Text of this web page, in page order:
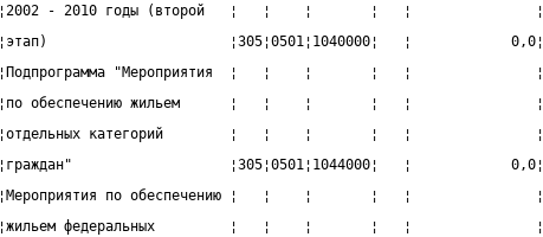
¦2002 - 2010 годы (второй   ¦   ¦    ¦       ¦   ¦               ¦
¦этап)                      ¦305¦0501¦1040000¦   ¦            0,0¦
¦Подпрограмма "Мероприятия  ¦   ¦    ¦       ¦   ¦               ¦
¦по обеспечению жильем      ¦   ¦    ¦       ¦   ¦               ¦
¦отдельных категорий        ¦   ¦    ¦       ¦   ¦               ¦
¦граждан"                   ¦305¦0501¦1044000¦   ¦            0,0¦
¦Мероприятия по обеспечению ¦   ¦    ¦       ¦   ¦               ¦
¦жильем федеральных         ¦   ¦    ¦       ¦   ¦               ¦